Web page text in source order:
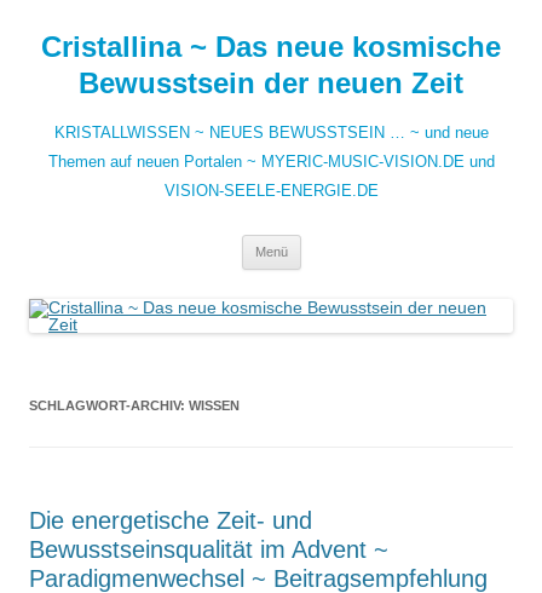
springen
Cristallina ~ Das neue kosmische
Bewusstsein der neuen Zeit
KRISTALLWISSEN ~ NEUES BEWUSSTSEIN … ~ und neue
Themen auf neuen Portalen ~ MYERIC-MUSIC-VISION.DE und
VISION-SEELE-ENERGIE.DE
Menü
SCHLAGWORT-ARCHIV: WISSEN
Die energetische Zeit- und
Bewusstseinsqualität im Advent ~
Paradigmenwechsel ~ Beitragsempfehlung